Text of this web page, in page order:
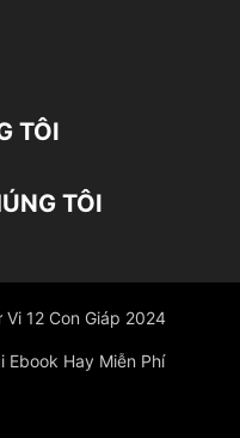
TÔI
TÔI
Vi 12 Con Giáp 2024
Ebook Hay Miễn Phí